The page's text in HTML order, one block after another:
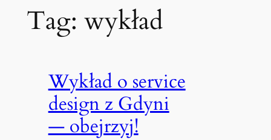
Tag: wykład
Wykład o service
design z Gdyni
— obejrzyj!